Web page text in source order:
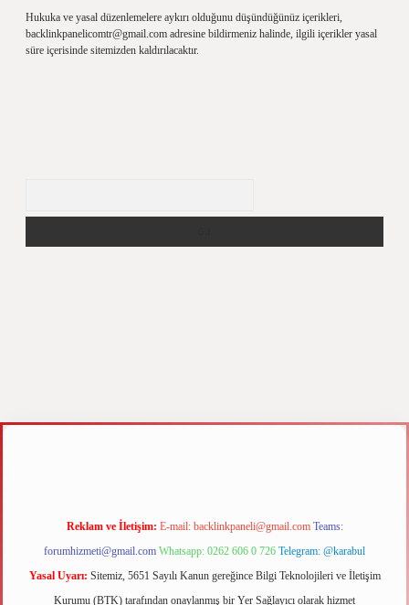
Hukuka ve yasal düzenlemelere aykırı olduğunu düşündüğünüz içerikleri,
backlinkpanelicomtr@gmail.com adresine bildirmeniz halinde, ilgili içerikler yasal
süre içerisinde sitemizden kaldırılacaktır.
m elexbet
Reklam ve İletişim: E-mail: backlinkpaneli@gmail.com Teams:
forumhizmeti@gmail.com Whatsapp: 0262 606 0 726 Telegram: @karabul
Yasal Uyarı: Sitemiz, 5651 Sayılı Kanun gereğince Bilgi Teknolojileri ve İletişim
Kurumu (BTK) tarafından onaylanmış bir Yer Sağlayıcı olarak hizmet